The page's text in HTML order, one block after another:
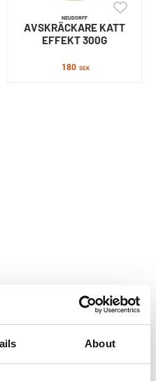
About
NEUDORFF
AVSKRÄCKARE KATT
EFFEKT 300G
180 SEK